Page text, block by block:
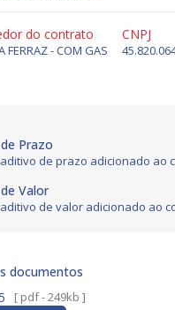
do contrato
FERRAZ - COM GAS
CNPJ
Prazo
de prazo adicionado ao
Valor
de valor adicionado ao
documentos
[ pdf - 249kb ]